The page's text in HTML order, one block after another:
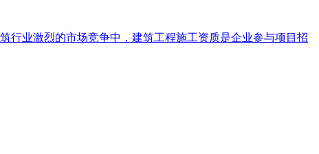
行业激烈的市场竞争中，建筑工程施工资质是企业参与项目招